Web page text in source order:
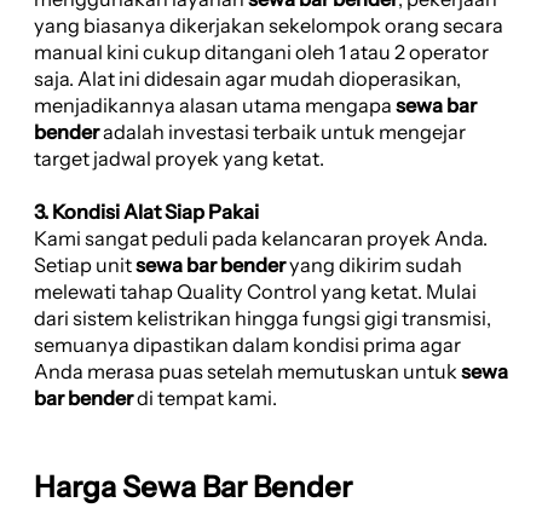
yang biasanya dikerjakan sekelompok orang secara
manual kini cukup ditangani oleh 1 atau 2 operator
saja. Alat ini didesain agar mudah dioperasikan,
menjadikannya alasan utama mengapa sewa bar
benderadalah investasi terbaik untuk mengejar
target jadwal proyek yang ketat.
3. Kondisi Alat Siap Pakai
Kami sangat peduli pada kelancaran proyek Anda.
Setiap unitsewa bar benderyang dikirim sudah
melewati tahap Quality Control yang ketat. Mulai
dari sistem kelistrikan hingga fungsi gigi transmisi,
semuanya dipastikan dalam kondisi prima agar
Anda merasa puas setelah memutuskan untuksewa
bar benderdi tempat kami.
Harga Sewa Bar Bender